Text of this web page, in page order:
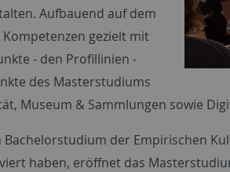
Aufbauend auf dem
gezielt mit
- den Profillinien -
des Masterstudiums
Museum & Sammlungen sowie
Bachelorstudium der Empirischen
haben, eröffnet das